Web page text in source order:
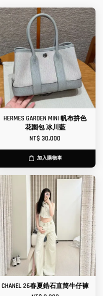
HERMES GARDEN MINI 帆布拚色
花園包 冰川藍
NT$ 30,000
加入購物車
CHANEL 26春夏鋯石直筒牛仔褲